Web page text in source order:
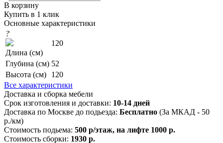
В корзину
Купить в 1 клик
Основные характеристики
?
Длина (см)
120
Глубина (см) 52
Высота (см)
120
Все характеристики
Доставка и сборка мебели
Срок изготовления и доставки: 10-14 дней
Доставка по Москве до подьезда: Бесплатно (За МКАД - 50
р./км)
Стоимость подьема: 500 р/этаж, на лифте 1000 р.
Стоимость сборки: 1930 р.